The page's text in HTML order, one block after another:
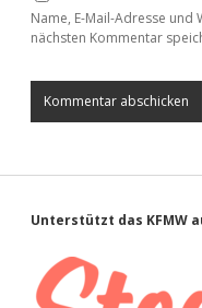
Name, E-Mail-Adresse
nächsten Kommentar
Sidebar
Unterstützt das KFMW